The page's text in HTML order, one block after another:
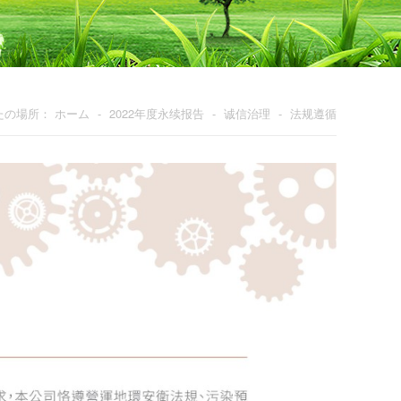
場所： ホーム - 2022年度永续报告 - 诚信治理 - 法规遵循